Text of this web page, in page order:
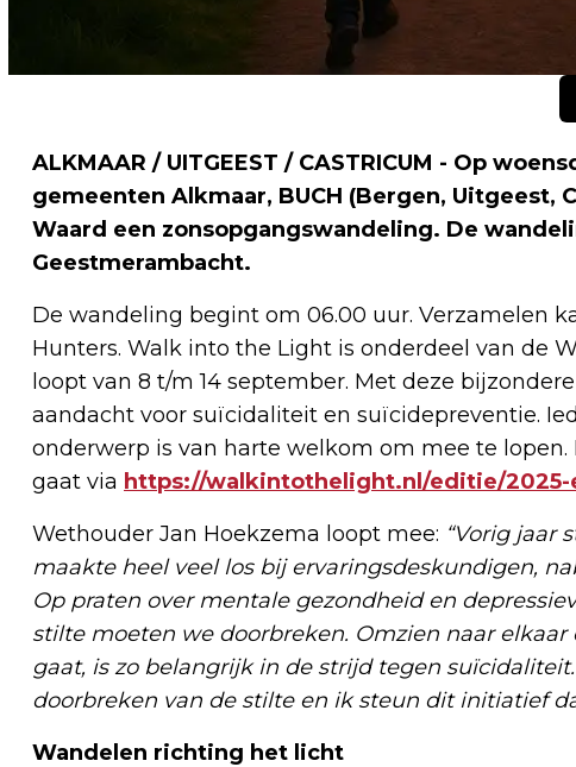
ALKMAAR / UITGEEST / CASTRICUM - Op
gemeenten Alkmaar, BUCH (Bergen, Uitgeest,
Waard een zonsopgangswandeling. De
Geestmerambacht.
De wandeling begint om 06.00 uur. Verzamelen
Hunters. Walk into the Light is onderdeel van de
loopt van 8 t/m 14 september. Met deze
aandacht voor suïcidaliteit en suïcidepreventie.
onderwerp is van harte welkom om mee te
gaat via https://walkintothelight.nl/editie/
Wethouder Jan Hoekzema loopt mee: “Vorig jaar
maakte heel veel los bij ervaringsdeskundigen,
Op praten over mentale gezondheid en
stilte moeten we doorbreken. Omzien naar
gaat, is zo belangrijk in de strijd tegen
doorbreken van de stilte en ik steun dit initiatief
Wandelen richting het licht